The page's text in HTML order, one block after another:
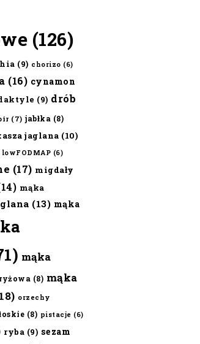
(126)
(9) chorizo (6)
(16) cynamon
(9) drób
(7) jabłka (8)
jaglana (10)
lowFODMAP (6)
(17) migdały
mąka
(13) mąka
mąka
(8) mąka
orzechy
(8) pistacje (6)
ryba (9) sezam